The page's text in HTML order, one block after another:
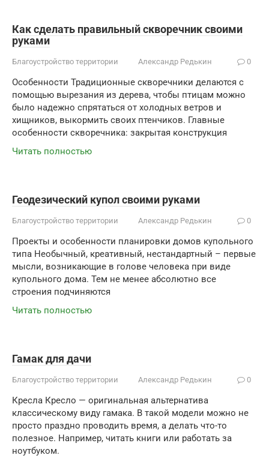
Как сделать правильный скворечник своими
руками
Благоустройство территории Александр Редькин 0
Особенности Традиционные скворечники делаются с
помощью вырезания из дерева, чтобы птицам можно
было надежно спрятаться от холодных ветров и
хищников, выкормить своих птенчиков. Главные
особенности скворечника: закрытая конструкция
Читать полностью
Геодезический купол своими руками
Благоустройство территории Александр Редькин 0
Проекты и особенности планировки домов купольного
типа Необычный, креативный, нестандартный – первые
мысли, возникающие в голове человека при виде
купольного дома. Тем не менее абсолютно все
строения подчиняются
Читать полностью
Гамак для дачи
Благоустройство территории Александр Редькин 0
Кресла Кресло — оригинальная альтернатива
классическому виду гамака. В такой модели можно не
просто праздно проводить время, а делать что-то
полезное. Например, читать книги или работать за
ноутбуком.